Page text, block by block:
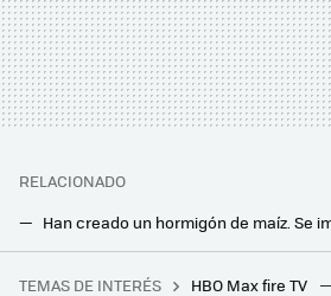
RELACIONADO
TEMAS DE INTERÉS HBO Max fire TV